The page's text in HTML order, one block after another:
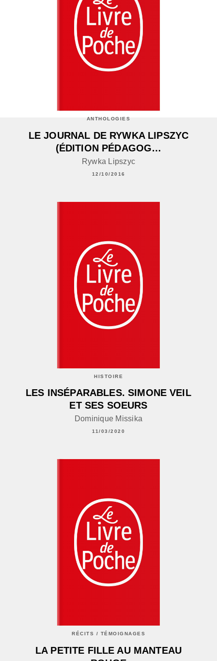
ANTHOLOGIES
LE JOURNAL DE RYWKA LIPSZYC
(ÉDITION PÉDAGOG…
Rywka Lipszyc
12/10/2016
HISTOIRE
LES INSÉPARABLES. SIMONE VEIL
ET SES SOEURS
Dominique Missika
11/03/2020
RÉCITS / TÉMOIGNAGES
LA PETITE FILLE AU MANTEAU